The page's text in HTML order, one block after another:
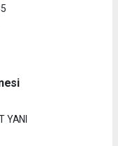
YANI